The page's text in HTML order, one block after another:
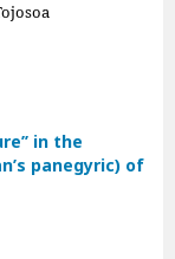
in the
panegyric) of